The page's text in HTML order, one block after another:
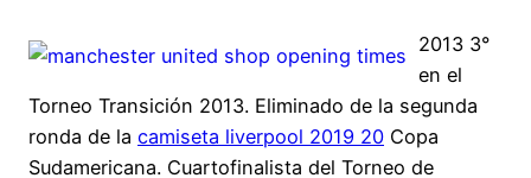
2013 3°
en el
Torneo Transición 2013. Eliminado de la segunda
ronda de la camiseta liverpool 2019 20 Copa
Sudamericana. Cuartofinalista del Torneo de